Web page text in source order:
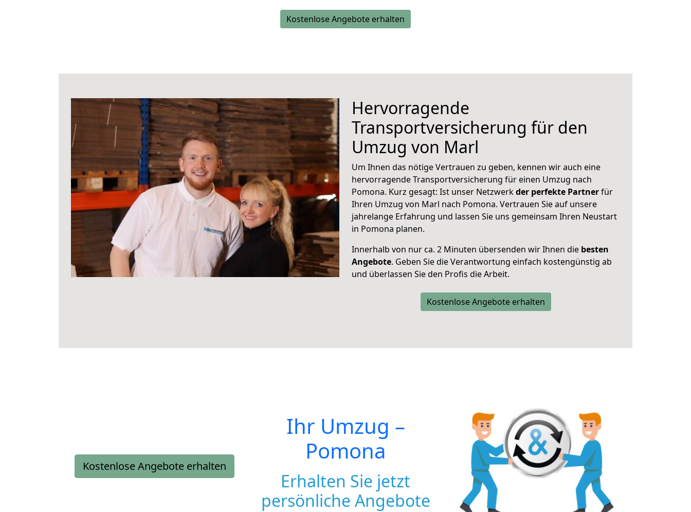
Kostenlose Angebote erhalten
Hervorragende
Transportversicherung für den
Umzug von Marl
Um Ihnen das nötige Vertrauen zu geben, kennen wir auch eine
hervorragende Transportversicherung für einen Umzug nach
Pomona. Kurz gesagt: Ist unser Netzwerkder perfekte Partnerfür
Ihren Umzug von Marl nach Pomona. Vertrauen Sie auf unsere
jahrelange Erfahrung und lassen Sie uns gemeinsam Ihren Neustart
in Pomona planen.
Innerhalb von nur ca. 2 Minuten übersenden wir Ihnen die besten
Angebote. Geben Sie die Verantwortung einfach kostengünstig ab
und überlassen Sie den Profis die Arbeit.
Kostenlose Angebote erhalten
Kostenlose Angebote erhalten
Ihr Umzug –
Pomona
Erhalten Sie jetzt
persönliche Angebote